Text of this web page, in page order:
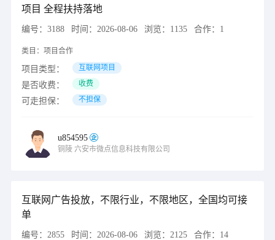
项目 全程扶持落地
编号： 3188 时间： 2026-08-06 浏览： 1135 合作： 1
类目： 项目合作
项目类型： 互联网项目
是否收费： 收费
可走担保： 不担保
u854595
铜陵 六安市微点信息科技有限公司
互联网广告投放，不限行业，不限地区，全国均可接
单
编号： 2855 时间： 2026-08-06 浏览： 2125 合作： 14